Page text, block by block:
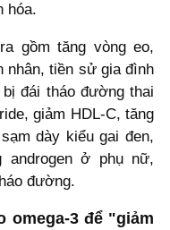
hóa.
gồm tăng vòng eo,
nhân, tiền sử gia đình
đái tháo đường thai
giảm HDL-C, tăng
dày kiểu gai đen,
androgen ở phụ nữ,
đường.
omega-3 để "giảm